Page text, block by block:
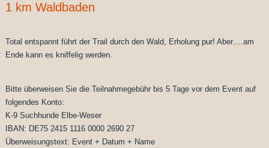
1 km Waldbaden
Total entspannt führt der Trail durch den Wald, Erholung pur! Aber….am
Ende kann es kniffelig werden.
Bitte überweisen Sie die Teilnahmegebühr bis 5 Tage vor dem Event auf
folgendes Konto:
K-9 Suchhunde Elbe-Weser
IBAN: DE75 2415 1116 0000 2690 27
Überweisungstext: Event + Datum + Name